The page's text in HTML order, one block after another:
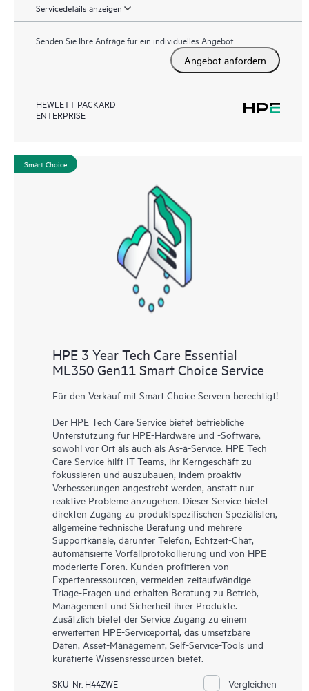
Servicedetails anzeigen
Senden Sie Ihre Anfrage für ein individuelles Angebot
Angebot anfordern
HEWLETT PACKARD
ENTERPRISE
Smart Choice
HPE 3 Year Tech Care Essential
ML350 Gen11 Smart Choice Service
Für den Verkauf mit Smart Choice Servern berechtigt!
Der HPE Tech Care Service bietet betriebliche
Unterstützung für HPE-Hardware und -Software,
sowohl vor Ort als auch als As-a-Service. HPE Tech
Care Service hilft IT-Teams, ihr Kerngeschäft zu
fokussieren und auszubauen, indem proaktiv
Verbesserungen angestrebt werden, anstatt nur
reaktive Probleme anzugehen. Dieser Service bietet
direkten Zugang zu produktspezifischen Spezialisten,
allgemeine technische Beratung und mehrere
Supportkanäle, darunter Telefon, Echtzeit-Chat,
automatisierte Vorfallprotokollierung und von HPE
moderierte Foren. Kunden profitieren von
Expertenressourcen, vermeiden zeitaufwändige
Triage-Fragen und erhalten Beratung zu Betrieb,
Management und Sicherheit ihrer Produkte.
Zusätzlich bietet der Service Zugang zu einem
erweiterten HPE-Serviceportal, das umsetzbare
Daten, Asset-Management, Self-Service-Tools und
kuratierte Wissensressourcen bietet.
SKU-Nr. H44ZWE Vergleichen